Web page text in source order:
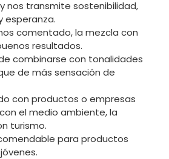
nos transmite sostenibilidad,
esperanza.
comentado, la mezcla con
resultados.
combinarse con tonalidades
de más sensación de
con productos o empresas
el medio ambiente, la
turismo.
para productos